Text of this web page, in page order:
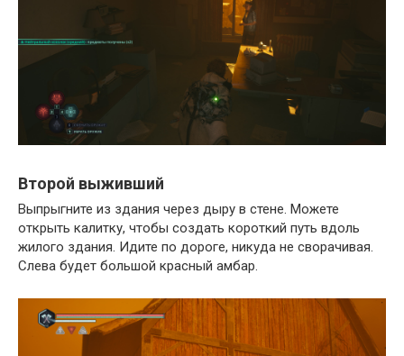
Второй выживший
Выпрыгните из здания через дыру в стене. Можете
открыть калитку, чтобы создать короткий путь вдоль
жилого здания. Идите по дороге, никуда не сворачивая.
Слева будет большой красный амбар.